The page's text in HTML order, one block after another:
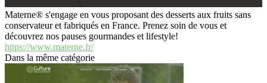
Materne® s'engage en vous proposant des desserts aux fruits sans
conservateur et fabriqués en France. Prenez soin de vous et
découvrez nos pauses gourmandes et lifestyle!
https://www.materne.fr/
Dans la même catégorie